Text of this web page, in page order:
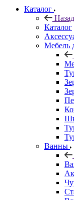
Каталог
Назад
Каталог
Мебель
Ванны